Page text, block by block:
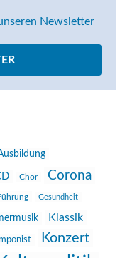
Newsletter
Chor Corona
Gesundheit
Klassik
Konzert